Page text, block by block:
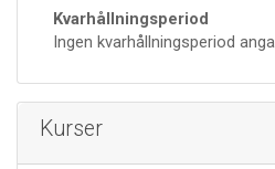
Kvarhållningsperiod
Ingen kvarhållningsperiod
Kurser